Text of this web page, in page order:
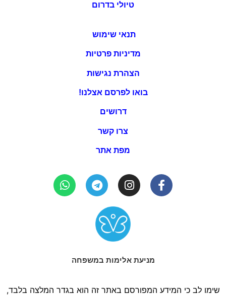
טיולי בדרום
תנאי שימוש
מדיניות פרטיות
הצהרת נגישות
בואו לפרסם אצלנו!
דרושים
צרו קשר
מפת אתר
מניעת אלימות במשפחה
שימו לב כי המידע המפורסם באתר זה הוא בגדר המלצה בלבד,